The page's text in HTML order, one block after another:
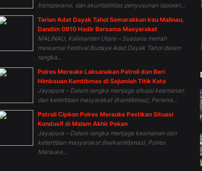
transparansi, dan akuntabilitas penyusunan laporan...
Tarian Adat Dayak Tahol Semarakkan Irau Malinau,
Dandim 0910 Hadir Bersama Masyarakat
MALINAU, Kalimantan Utara – Suasana meriah
mewarnai Festival Budaya Adat Dayak Tahol dalam
rangka...
Polres Merauke Laksanakan Patroli dan Beri
Himbauan Kamtibmas di Sejumlah Titik Kota
Jayapura – Dalam rangka menjaga situasi keamanan
dan ketertiban masyarakat (Kamtibmas), Perwira...
Patroli Cipkon Polres Merauke Pastikan Situasi
Kondusif di Malam Akhir Pekan
Jayapura – Dalam rangka menjaga keamanan dan
ketertiban masyarakat (harkamtibmas), Polres
Merauke...